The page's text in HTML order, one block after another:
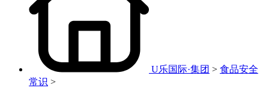
U乐国际·集团 > 食品安全
常识 >